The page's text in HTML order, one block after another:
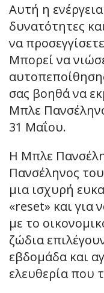
Αυτή η
δυνατότητες
να
Μπορεί να
σας βοηθά να
Μπλε
31 Μαΐου.
Η Μπλε
Πανσέληνος
μια ισχυρή
«reset» και για
με το
ζώδια
εβδομάδα και
ελευθερία που